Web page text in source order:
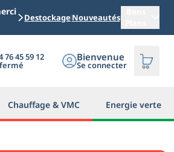
DestockageNouveautés
76 45 59 12
fermé
Bienvenue
Se connecter
Chauffage & VMC Energie verte